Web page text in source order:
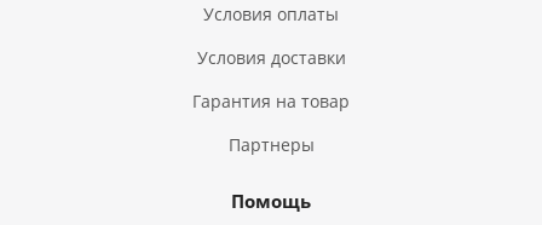
Условия оплаты
Условия доставки
Гарантия на товар
Партнеры
Помощь